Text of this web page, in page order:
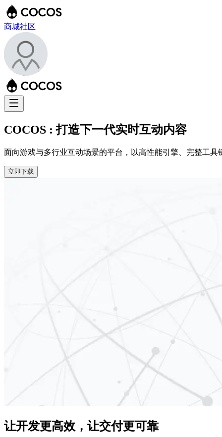
商城社区
COCOS : 打造下一代实时互动内容
面向游戏与多行业互动场景的平台，以高性能引擎、完整工
立即下载
让开发更高效，让交付更可靠